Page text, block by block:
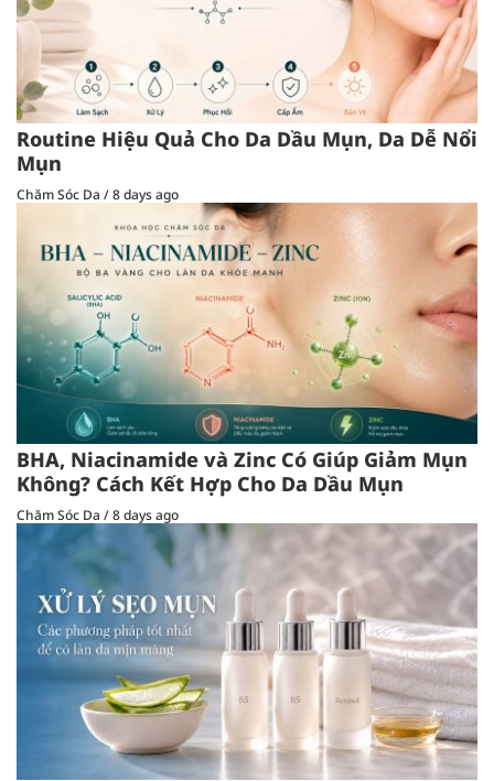
Routine Hiệu Quả Cho Da Dầu Mụn, Da Dễ Nổi
Mụn
Chăm Sóc Da /8 days ago
BHA, Niacinamide và Zinc Có Giúp Giảm Mụn
Không? Cách Kết Hợp Cho Da Dầu Mụn
Chăm Sóc Da /8 days ago